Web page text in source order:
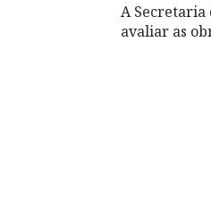
A Secretaria
avaliar as